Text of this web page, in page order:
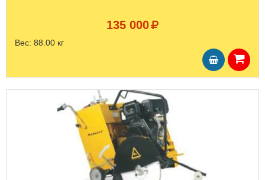
135 000
Вес: 88.00 кг